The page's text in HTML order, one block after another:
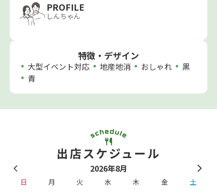
PROFILE
しんちゃん
特徴・デザイン
大型イベント対応 地産地消 おしゃれ
黒
青
出店スケジュール
2026年8月
日 月 火 水 木 金
土